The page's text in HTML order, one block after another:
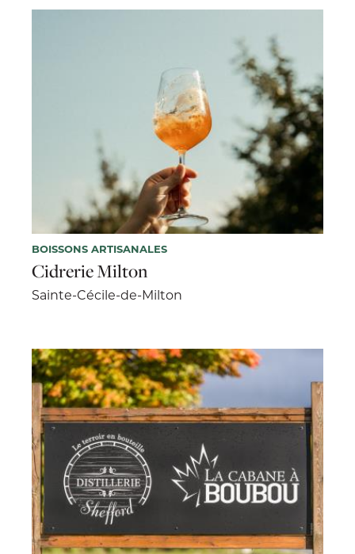
BOISSONS ARTISANALES
Cidrerie Milton
Sainte-Cécile-de-Milton